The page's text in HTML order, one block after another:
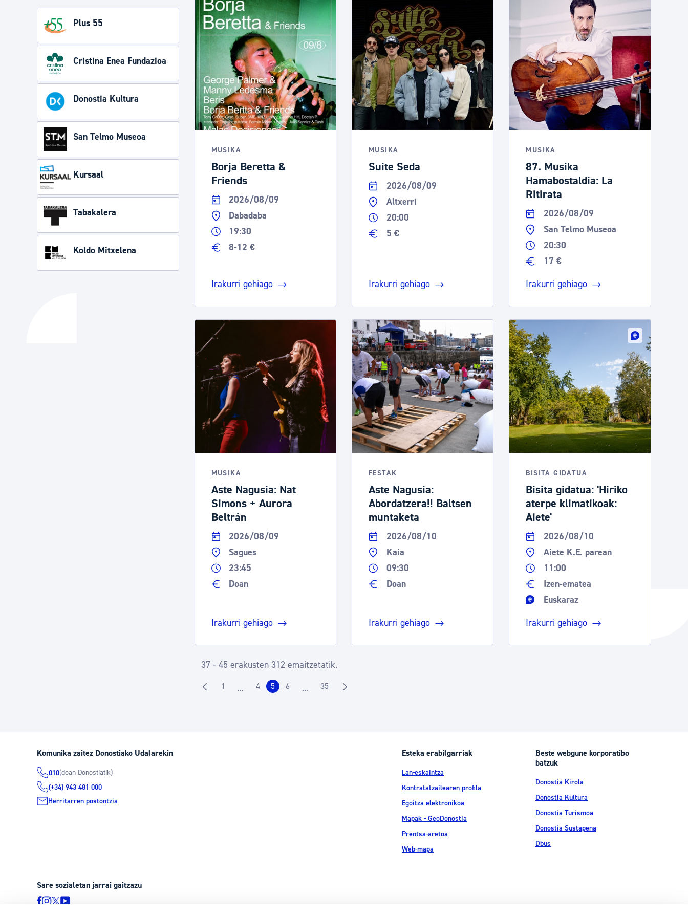
Plus 55
Cristina Enea Fundazioa
Donostia Kultura
San Telmo Museoa
Kursaal
Tabakalera
Koldo Mitxelena
MUSIKA
Borja Beretta &
Friends
2026/08/09
Dabadaba
19:30
8-12 €
Irakurri gehiago
MUSIKA
Suite Seda
2026/08/09
Altxerri
20:00
5 €
Irakurri gehiago
MUSIKA
87. Musika
Hamabostaldia: La
Ritirata
2026/08/09
San Telmo Museoa
20:30
17 €
Irakurri gehiago
MUSIKA
Aste Nagusia: Nat
Simons + Aurora
Beltrán
2026/08/09
Sagues
23:45
Doan
Irakurri gehiago
FESTAK
Aste Nagusia:
Abordatzera!! Baltsen
muntaketa
2026/08/10
Kaia
09:30
Doan
Irakurri gehiago
BISITA GIDATUA
Bisita gidatua: 'Hiriko
aterpe klimatikoak:
Aiete'
2026/08/10
Aiete K.E. parean
11:00
Izen-ematea
Euskaraz
Irakurri gehiago
37 - 45 erakusten 312 emaitzetatik.
Orrialdea
1 ...Intermediate Pages Use TAB to navigate.
Orrialdea
4 Orrialdea
5 Orrialdea
6 ...Intermediate Pages Use TAB to navigate.
Orrialdea
35
Komunika zaitez Donostiako Udalarekin
010(doan Donostiatik)
(+34) 943 481 000
Herritarren postontzia
Esteka erabilgarriak
Lan-eskaintza
Kontratatzailearen profila
Egoitza elektronikoa
Mapak - GeoDonostia
Prentsa-aretoa
Web-mapa
Beste webgune korporatibo
batzuk
Donostia Kirola
Donostia Kultura
Donostia Turismoa
Donostia Sustapena
Dbus
Sare sozialetan jarrai gaitzazu